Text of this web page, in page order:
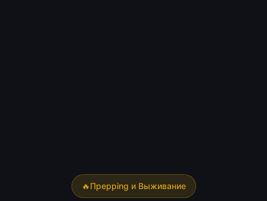
🔥Преpping и Выживание